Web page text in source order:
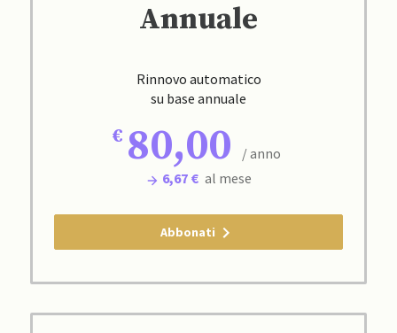
Annuale
Rinnovo automatico
su base annuale
80,00
/ anno
6,67 € al mese
Abbonati